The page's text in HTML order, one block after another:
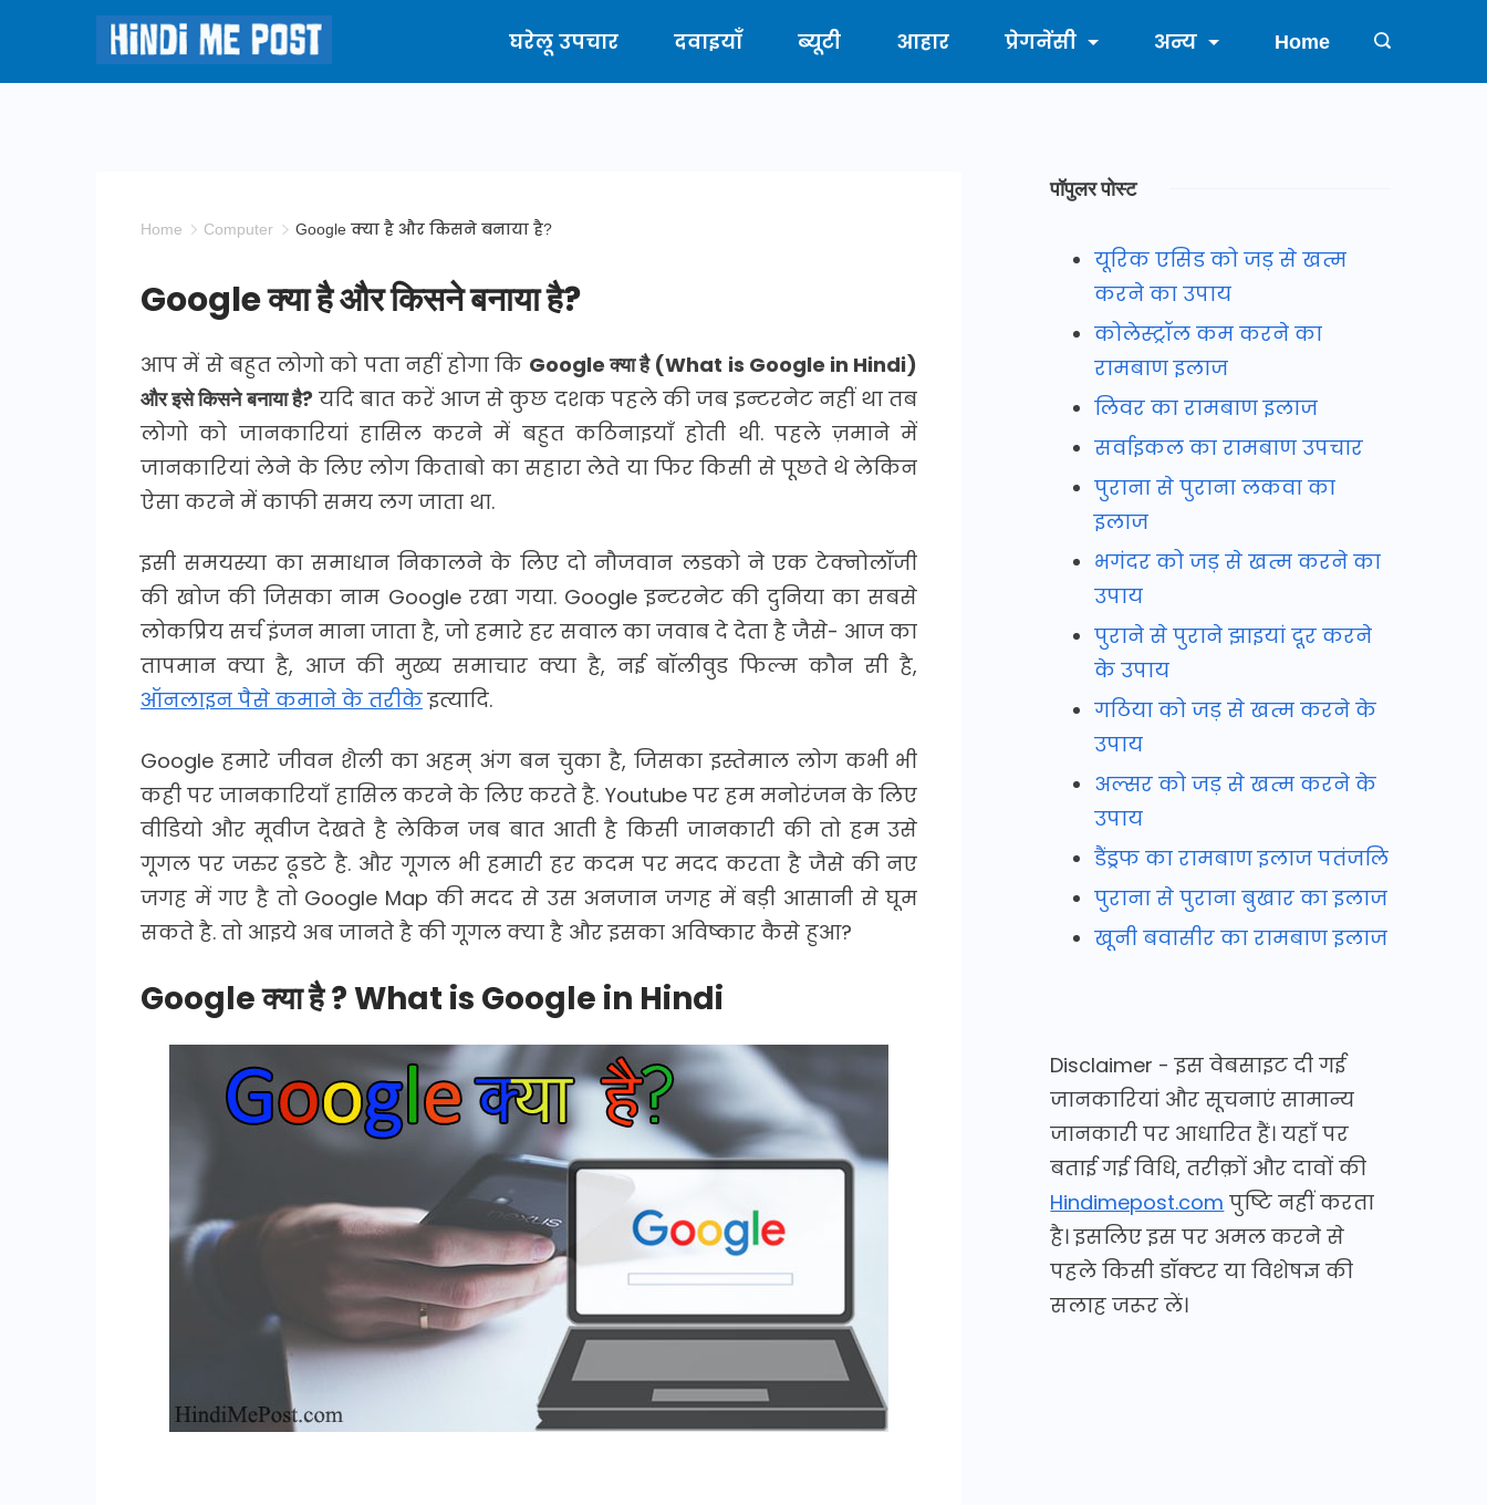
content
Hindi
घरेलू उपचार दवाइयाँ ब्यूटी आहार प्रेगनेंसी अन्य Home
Home Computer Google क्या है और किसने बनाया है?
Google क्या है और किसने बनाया है?
आप में से बहुत लोगो को पता नहीं होगा कि Google क्या है (What is Google in Hindi)
और इसे किसने बनाया है? यदि बात करें आज से कुछ दशक पहले की जब इन्टरनेट नहीं था तब
लोगो को जानकारियां हासिल करने में बहुत कठिनाइयाँ होती थी. पहले ज़माने में
जानकारियां लेने के लिए लोग किताबो का सहारा लेते या फिर किसी से पूछते थे लेकिन
ऐसा करने में काफी समय लग जाता था.
इसी समयस्या का समाधान निकालने के लिए दो नौजवान लडको ने एक टेक्नोलॉजी
की खोज की जिसका नाम Google रखा गया. Google इन्टरनेट की दुनिया का सबसे
लोकप्रिय सर्च इंजन माना जाता है, जो हमारे हर सवाल का जवाब दे देता है जैसे- आज का
तापमान क्या है, आज की मुख्य समाचार क्या है, नई बॉलीवुड फिल्म कौन सी है,
ऑनलाइन पैसे कमाने के तरीकेइत्यादि.
Google हमारे जीवन शैली का अहम् अंग बन चुका है, जिसका इस्तेमाल लोग कभी भी
कही पर जानकारियाँ हासिल करने के लिए करते है. Youtube पर हम मनोरंजन के लिए
वीडियो और मूवीज देखते है लेकिन जब बात आती है किसी जानकारी की तो हम उसे
गूगल पर जरुर ढूडटे है. और गूगल भी हमारी हर कदम पर मदद करता है जैसे की नए
जगह में गए है तो Google Map की मदद से उस अनजान जगह में बड़ी आसानी से घूम
सकते है. तो आइये अब जानते है की गूगल क्या है और इसका अविष्कार कैसे हुआ?
Google क्या है ? What is Google in Hindi
पॉपुलर पोस्ट
यूरिक एसिड को जड़ से खत्म
करने का उपाय
कोलेस्ट्रॉल कम करने का
रामबाण इलाज
लिवर का रामबाण इलाज
सर्वाइकल का रामबाण उपचार
पुराना से पुराना लकवा का
इलाज
भगंदर को जड़ से खत्म करने का
उपाय
पुराने से पुराने झाइयां दूर करने
के उपाय
गठिया को जड़ से खत्म करने के
उपाय
अल्सर को जड़ से खत्म करने के
उपाय
डैंड्रफ का रामबाण इलाज पतंजलि
पुराना से पुराना बुखार का इलाज
खूनी बवासीर का रामबाण इलाज
Disclaimer - इस वेबसाइट दी गई
जानकारियां और सूचनाएं सामान्य
जानकारी पर आधारित हैं। यहाँ पर
बताई गई विधि, तरीक़ों और दावों की
Hindimepost.com पुष्टि नहीं करता
है। इसलिए इस पर अमल करने से
पहले किसी डॉक्टर या विशेषज्ञ की
सलाह जरूर लें।